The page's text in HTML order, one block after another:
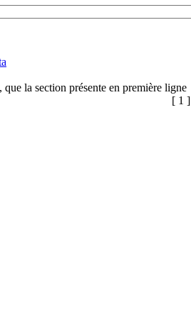
la section présente en première ligne
[ 1 ]